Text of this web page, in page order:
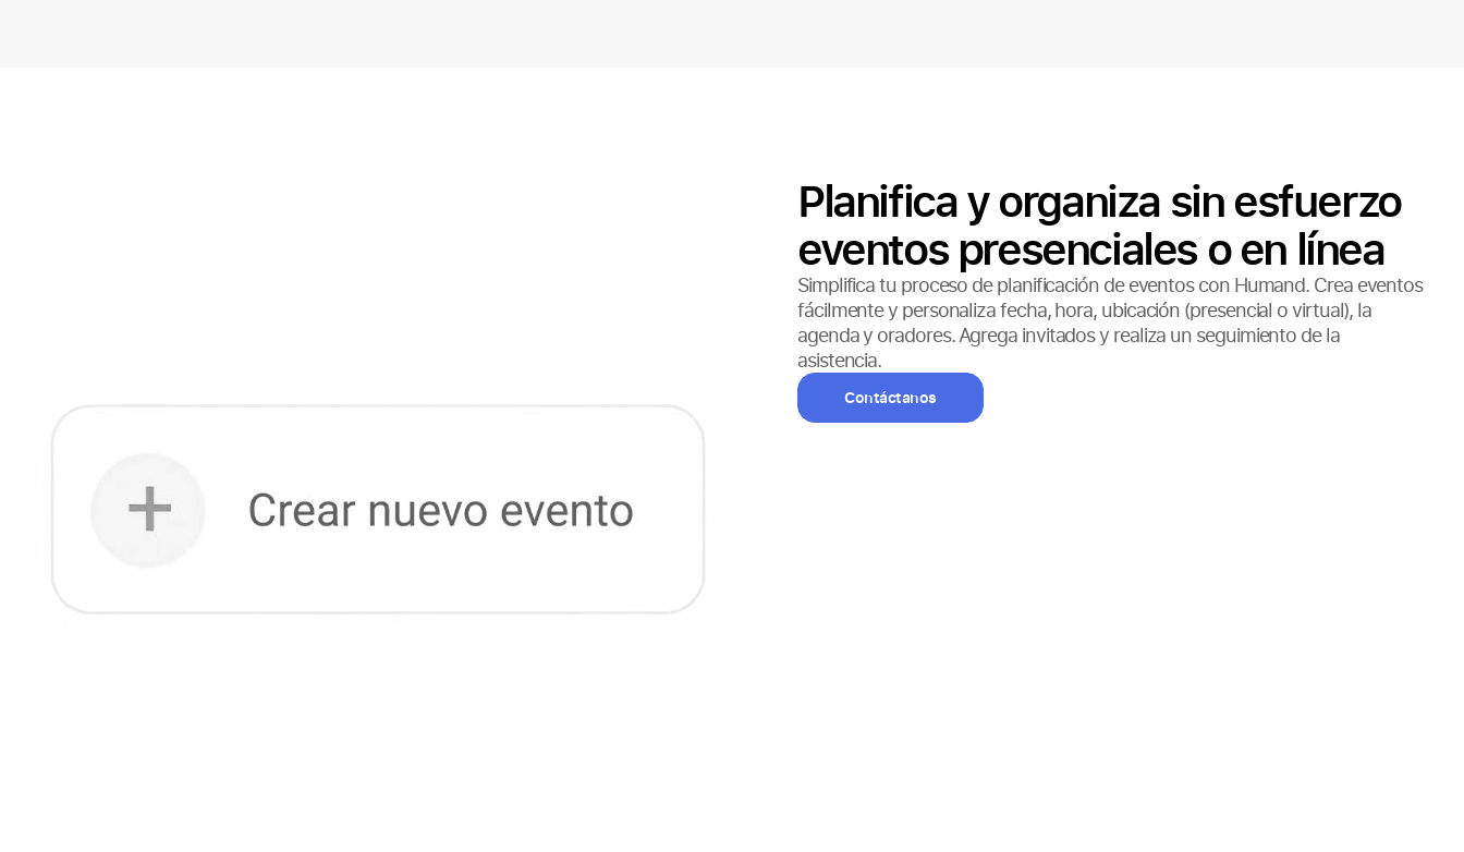
Planifica y organiza sin esfuerzo
eventos presenciales o en línea
Simplifica tu proceso de planificación de eventos con Humand. Crea eventos
fácilmente y personaliza fecha, hora, ubicación (presencial o virtual), la
agenda y oradores. Agrega invitados y realiza un seguimiento de la
asistencia.
Contáctanos